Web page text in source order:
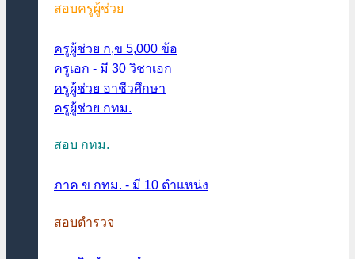
สอบครูผู้ช่วย
ครูผู้ช่วย ก,ข 5,000 ข้อ
ครูเอก - มี 30 วิชาเอก
ครูผู้ช่วย อาชีวศึกษา
ครูผู้ช่วย กทม.
สอบ กทม.
ภาค ข กทม. - มี 10 ตำแหน่ง
สอบตำรวจ